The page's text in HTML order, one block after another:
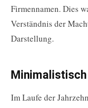
Firmennamen. Dies
Verständnis der
Darstellung.
Im Laufe der